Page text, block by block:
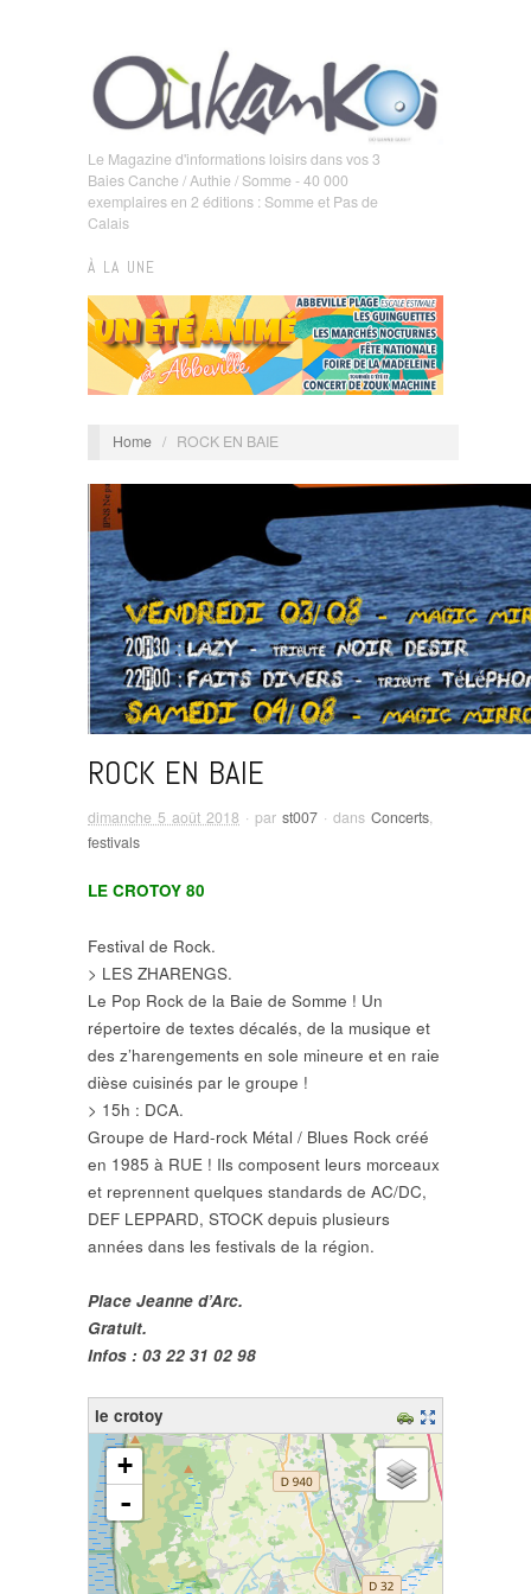
Le Magazine d'informations loisirs dans vos 3
Baies Canche / Authie / Somme - 40 000
exemplaires en 2 éditions : Somme et Pas de
Calais
À LA UNE
Home / ROCK EN BAIE
ROCK EN BAIE
dimanche 5 août 2018 · par st007 · dans Concerts,
festivals
LE CROTOY 80
Festival de Rock.
> LES ZHARENGS.
Le Pop Rock de la Baie de Somme ! Un
répertoire de textes décalés, de la musique et
des z’harengements en sole mineure et en raie
dièse cuisinés par le groupe !
> 15h : DCA.
Groupe de Hard-rock Métal / Blues Rock créé
en 1985 à RUE ! Ils composent leurs morceaux
et reprennent quelques standards de AC/DC,
DEF LEPPARD, STOCK depuis plusieurs
années dans les festivals de la région.
Place Jeanne d’Arc.
Gratuit.
Infos : 03 22 31 02 98
le crotoy
chargement de la carte - veuillez patienter...
+
-